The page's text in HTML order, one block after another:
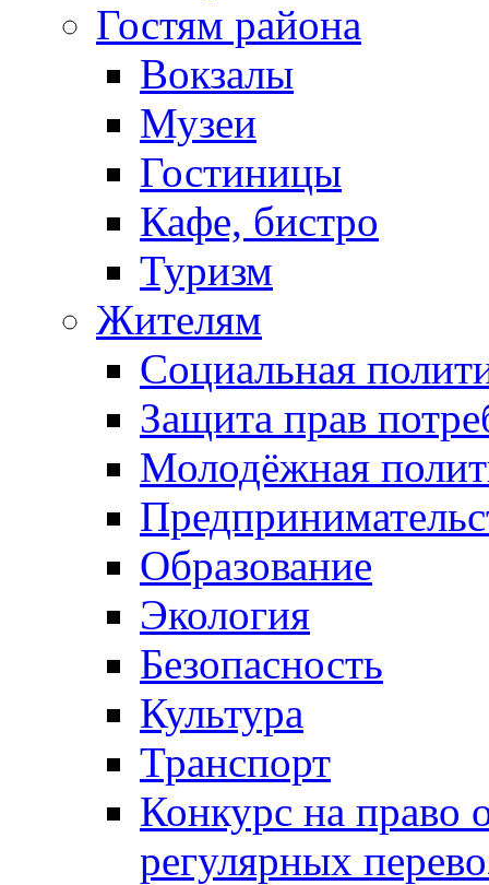
Гостям района
Вокзалы
Музеи
Гостиницы
Кафе, бистро
Туризм
Жителям
Социальная
Защита прав
Молодёжная
Образование
Экология
Безопасность
Культура
Транспорт
Конкурс на право
регулярных